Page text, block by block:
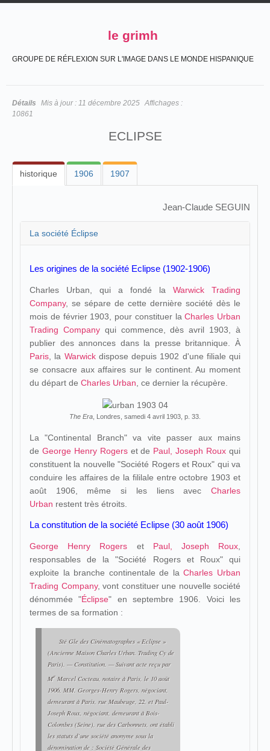
le grimh
GROUPE DE RÉFLEXION SUR L'IMAGE DANS LE MONDE HISPANIQUE
Détails Mis à jour : 11 décembre 2025 Affichages :
10861
ECLIPSE
historique 1906 1907
Jean-Claude SEGUIN
La société Éclipse
Les origines de la société Eclipse (1902-1906)
Charles Urban, qui a fondé la Warwick Trading
Company, se sépare de cette dernière société dès le
mois de février 1903, pour constituer laCharles Urban
Trading Companyqui commence, dès avril 1903, à
publier des annonces dans la presse britannique. À
Paris , la Warwickdispose depuis 1902 d'une filiale qui
se consacre aux affaires sur le continent. Au moment
du départ de Charles Urban , ce dernier la récupère.
The Era , Londres, samedi 4 avril 1903, p. 33.
La "Continental Branch" va vite passer aux mains
de George Henry Rogerset de Paul, Joseph Roux qui
constituent la nouvelle "Société Rogers et Roux" qui va
conduire les affaires de la fililale entre octobre 1903 et
août 1906, même si les liens avec Charles
Urban restent très étroits.
La constitution de la société Eclipse (30 août 1906)
George Henry Rogers et Paul, Joseph Roux
responsables de la "Société Rogers et Roux" qui
exploite la branche continentale de laCharles Urban
Trading Company, vont constituer une nouvelle société
dénommée "Éclipse" en septembre 1906. Voici les
termes de sa formation :
Sté Gle des Cinématographes « Eclipse »
(Ancienne Maison Charles Urban. Trading Cy de
Paris). —Constitution. — Suivant acte reçu par
Me Marcel Cocteau, notaire à Paris, le 10 août
1906, MM. Georges-Henry Rogers, négociant,
demeurant à Paris, rue Maubeuge, 22, et Paul-
Joseph Roux, négociant, demeurant à Bois-
Colombes (Seine), rue des Carbonnets, ont établi
les statuts d’une société anonyme sous la
dénomination de : Société Générale des